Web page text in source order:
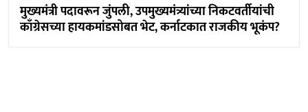
मुख्यमंत्री पदावरून जुंपली, उपमुख्यमंत्र्यांच्या निकटवर्तीयांची
काँग्रेसच्या हायकमांडसोबत भेट, कर्नाटकात राजकीय भूकंप?